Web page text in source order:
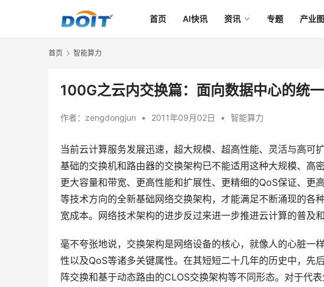
首页 AI快讯 资讯 专题 产业
首页 智能算力
100G之云内交换篇：面向数据中心的统
作者： zengdongjun • 2011年09月02日 • 智能算力
当前云计算服务发展迅速，超大规模、超高性能、灵活与高可
基础的交换机和路由器的交换架构已不能适用这种大规模、高
更大容量和带宽、更高性能和扩展性、更精细的QoS保证、更
等技术方向的全新基础网络交换架构，才能满足不断涌现的各
宽成本。网络技术架构的进步反过来进一步推进云计算的普及和
毫不夸张地说，交换架构是网络设备的核心，就像人的心脏一
性以及QoS等诸多关键属性。在其短短二十几年的历史中，先
阵交换和基于动态路由的CLOS交换架构等不同形态。对于代